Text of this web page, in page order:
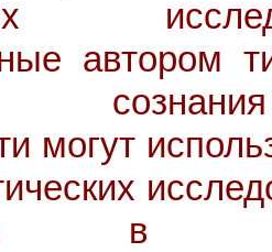
автором
могут
в